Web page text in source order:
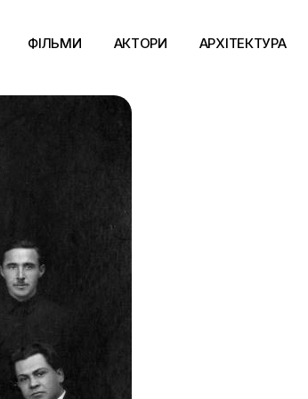
ФІЛЬМИ АКТОРИ АРХІТЕКТУРА